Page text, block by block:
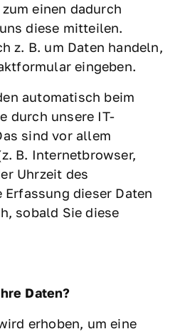
einen dadurch
diese mitteilen.
z. B. um Daten handeln,
eingeben.
automatisch beim
durch unsere IT-
sind vor allem
B. Internetbrowser,
Uhrzeit des
dieser Daten
sobald Sie diese
Daten?
erhoben, um eine